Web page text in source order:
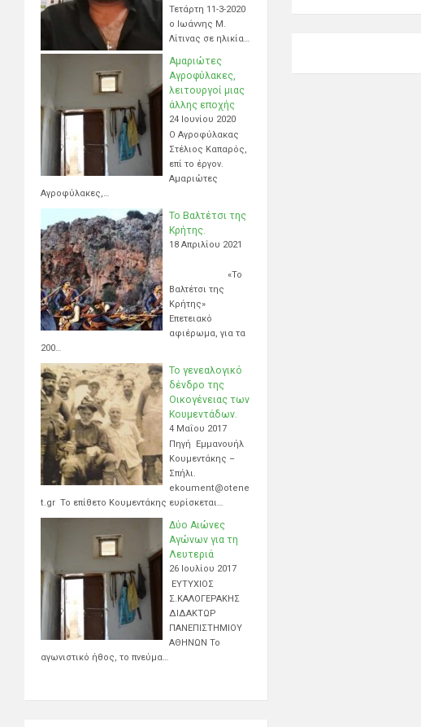
Τετάρτη 11-3-2020
ο Ιωάννης Μ.
Λίτινας σε ηλικία…
Αμαριώτες
Αγροφύλακες,
λειτουργοί μιας
άλλης εποχής
24 Ιουνίου 2020
Ο Αγροφύλακας
Στέλιος Καπαρός,
επί το έργον.
Αμαριώτες
Αγροφύλακες,…
Το Βαλτέτσι της
Κρήτης.
18 Απριλίου 2021
«Το
Βαλτέτσι της
Κρήτης»
Επετειακό
αφιέρωμα, για τα
200…
Το γενεαλογικό
δένδρο της
Οικογένειας των
Κουμεντάδων.
4 Μαΐου 2017
Πηγή Εμμανουήλ
Κουμεντάκης –
Σπήλι.
ekoument@otene
t.gr Το επίθετο Κουμεντάκης ευρίσκεται…
Δύο Αιώνες
Αγώνων για τη
Λευτεριά
26 Ιουλίου 2017
ΕΥΤΥΧΙΟΣ
Σ.ΚΑΛΟΓΕΡΑΚΗΣ
ΔΙΔΑΚΤΩΡ
ΠΑΝΕΠΙΣΤΗΜΙΟΥ
ΑΘΗΝΩΝ Το
αγωνιστικό ήθος, το πνεύμα…